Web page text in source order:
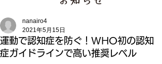
運動で認知症を防ぐ！WHO初の認知
症ガイドラインで高い推奨レベル
nanairo4
2021年5月15日